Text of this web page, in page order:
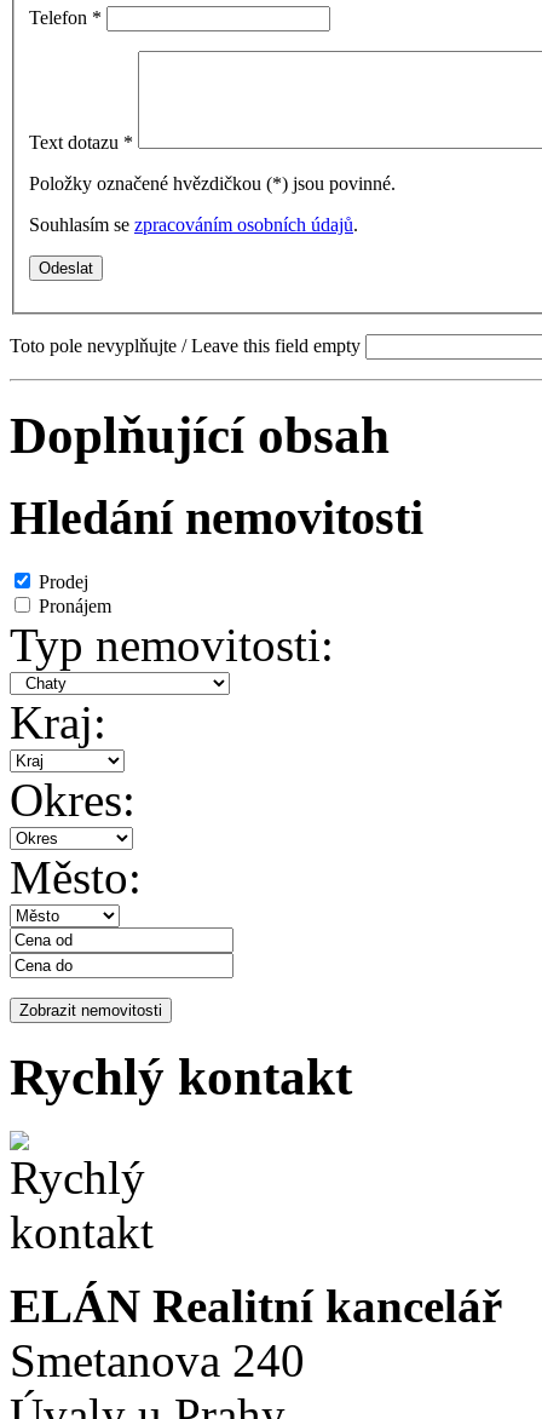
Telefon *
Text dotazu *
Položky označené hvězdičkou (*) jsou povinné.
Souhlasím se zpracováním osobních údajů.
Toto pole nevyplňujte / Leave this field empty
Doplňující obsah
Hledání nemovitosti
Prodej
Pronájem
Typ nemovitosti:
Kraj:
Okres:
Město:
Rychlý kontakt
ELÁN Realitní kancelář
Smetanova 240